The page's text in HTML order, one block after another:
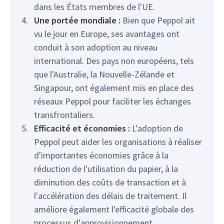
dans les États membres de l'UE.
Une portée mondiale : Bien que Peppol ait
vu le jour en Europe, ses avantages ont
conduit à son adoption au niveau
international. Des pays non européens, tels
que l'Australie, la Nouvelle-Zélande et
Singapour, ont également mis en place des
réseaux Peppol pour faciliter les échanges
transfrontaliers.
Efficacité et économies : L'adoption de
Peppol peut aider les organisations à réaliser
d'importantes économies grâce à la
réduction de l'utilisation du papier, à la
diminution des coûts de transaction et à
l'accélération des délais de traitement. Il
améliore également l'efficacité globale des